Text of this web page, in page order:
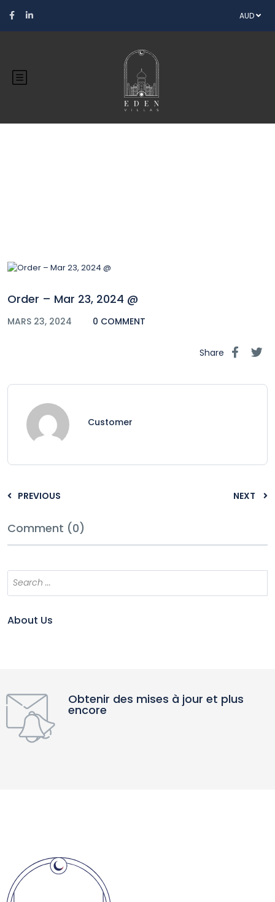
AUD
Order – Mar 23, 2024 @
MARS 23, 2024 0 COMMENT
Share
Customer
PREVIOUS NEXT
Comment (0)
About Us
Obtenir des mises à jour et plus
encore